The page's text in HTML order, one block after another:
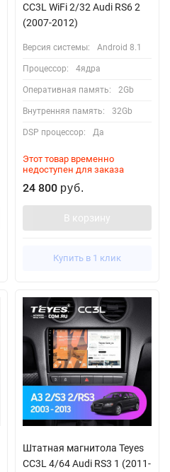
CC3L WiFi 2/32 Audi RS6 2
(2007-2012)
Версия системы: Android 8.1
Процессор: 4ядра
Оперативная память: 2Gb
Внутренняя память: 32Gb
DSP процессор: Да
Этот товар временно
недоступен для заказа
24 800 руб.
В корзину
Купить в 1 клик
Штатная магнитола Teyes
CC3L 4/64 Audi RS3 1 (2011-